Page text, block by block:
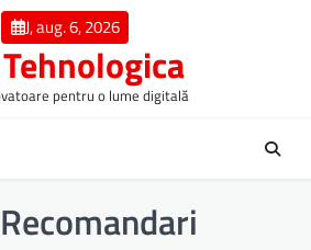
J, aug. 6, 2026
pentru o lume digitală
Recomandari